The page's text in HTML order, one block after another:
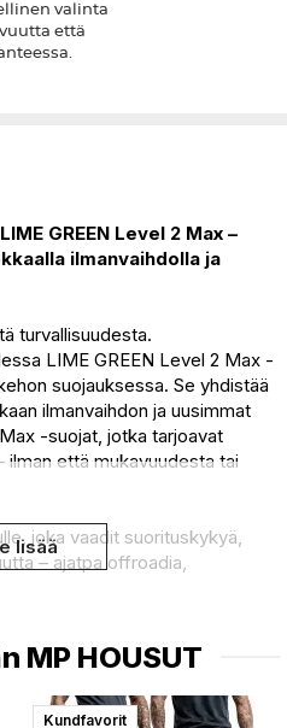
valinta
että
GREEN Level 2 Max –
ilmanvaihdolla ja
turvallisuudesta.
LIME GREEN Level 2 Max -
suojauksessa. Se yhdistää
ilmanvaihdon ja uusimmat
-suojat, jotka tarjoavat
ilman että mukavuudesta tai
joka vaadit suorituskykyä,
– ajatpa offroadia,
Se on suunniteltu käytettäväksi
tasapaino tekee siitä
lisää
MP HOUSUT
Kundfavorit